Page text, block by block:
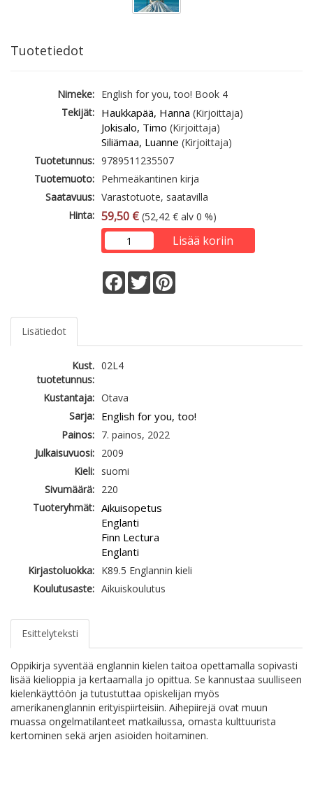
Tuotetiedot
Nimeke: English for you, too! Book 4
Tekijät: Haukkapää, Hanna (Kirjoittaja)
Jokisalo, Timo (Kirjoittaja)
Siliämaa, Luanne (Kirjoittaja)
Tuotetunnus: 9789511235507
Tuotemuoto: Pehmeäkantinen kirja
Saatavuus: Varastotuote, saatavilla
Hinta: 59,50 € (52,42 € alv 0 %)
Lisää koriin
Facebook
Twitter
Lisätiedot
Kust.
tuotetunnus:
02L4
Kustantaja: Otava
Sarja: English for you, too!
Painos: 7. painos, 2022
Julkaisuvuosi: 2009
Kieli: suomi
Sivumäärä: 220
Tuoteryhmät: Aikuisopetus
Englanti
Finn Lectura
Englanti
Kirjastoluokka: K89.5 Englannin kieli
Koulutusaste: Aikuiskoulutus
Esittelyteksti
Oppikirja syventää englannin kielen taitoa opettamalla sopivasti
lisää kielioppia ja kertaamalla jo opittua. Se kannustaa suulliseen
kielenkäyttöön ja tutustuttaa opiskelijan myös
amerikanenglannin erityispiirteisiin. Aihepiirejä ovat muun
muassa ongelmatilanteet matkailussa, omasta kulttuurista
kertominen sekä arjen asioiden hoitaminen.